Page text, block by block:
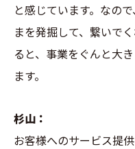
と感じています。なの
まを発掘して、繋いで
ると、事業をぐんと大
ます。
杉山：
お客様へのサービス提